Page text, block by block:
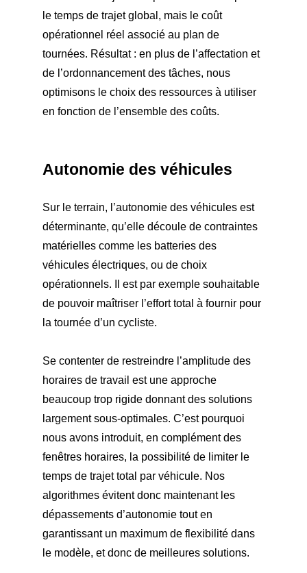
le temps de trajet global, mais le coût
opérationnel réel associé au plan de
tournées. Résultat : en plus de l’affectation et
de l’ordonnancement des tâches, nous
optimisons le choix des ressources à utiliser
en fonction de l’ensemble des coûts.
Autonomie des véhicules
Sur le terrain, l’autonomie des véhicules est
déterminante, qu’elle découle de contraintes
matérielles comme les batteries des
véhicules électriques, ou de choix
opérationnels. Il est par exemple souhaitable
de pouvoir maîtriser l’effort total à fournir pour
la tournée d’un cycliste.
Se contenter de restreindre l’amplitude des
horaires de travail est une approche
beaucoup trop rigide donnant des solutions
largement sous-optimales. C’est pourquoi
nous avons introduit, en complément des
fenêtres horaires, la possibilité de limiter le
temps de trajet total par véhicule. Nos
algorithmes évitent donc maintenant les
dépassements d’autonomie tout en
garantissant un maximum de flexibilité dans
le modèle, et donc de meilleures solutions.